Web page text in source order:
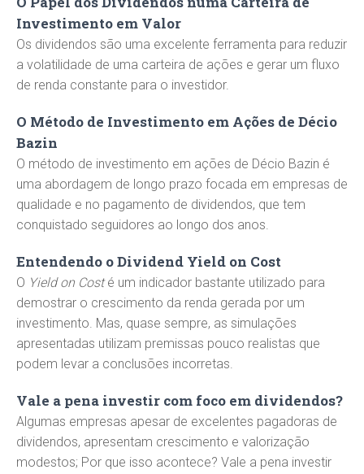
Investimento em Valor
Os dividendos são uma excelente ferramenta para reduzir
a volatilidade de uma carteira de ações e gerar um fluxo
de renda constante para o investidor.
O Método de Investimento em Ações de Décio
Bazin
O método de investimento em ações de Décio Bazin é
uma abordagem de longo prazo focada em empresas de
qualidade e no pagamento de dividendos, que tem
conquistado seguidores ao longo dos anos.
Entendendo o Dividend Yield on Cost
O Yield on Costé um indicador bastante utilizado para
demostrar o crescimento da renda gerada por um
investimento. Mas, quase sempre, as simulações
apresentadas utilizam premissas pouco realistas que
podem levar a conclusões incorretas.
Vale a pena investir com foco em dividendos?
Algumas empresas apesar de excelentes pagadoras de
dividendos, apresentam crescimento e valorização
modestos; Por que isso acontece? Vale a pena investir